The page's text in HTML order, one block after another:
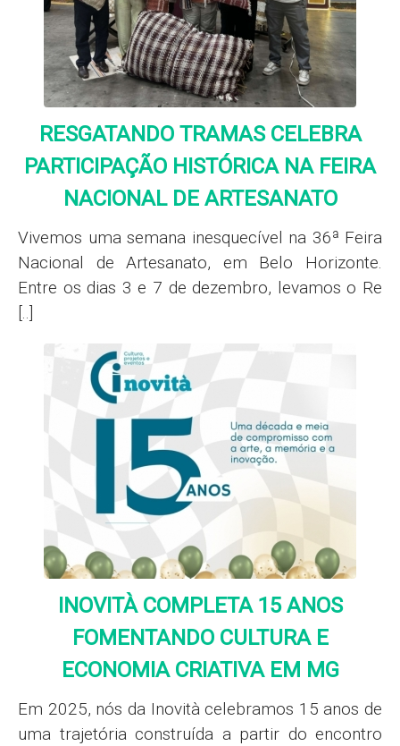
RESGATANDO TRAMAS CELEBRA
PARTICIPAÇÃO HISTÓRICA NA FEIRA
NACIONAL DE ARTESANATO
Vivemos uma semana inesquecível na 36ª Feira
Nacional de Artesanato, em Belo Horizonte.
Entre os dias 3 e 7 de dezembro, levamos o Re
[..]
INOVITÀ COMPLETA 15 ANOS
FOMENTANDO CULTURA E
ECONOMIA CRIATIVA EM MG
Em 2025, nós da Inovità celebramos 15 anos de
uma trajetória construída a partir do encontro